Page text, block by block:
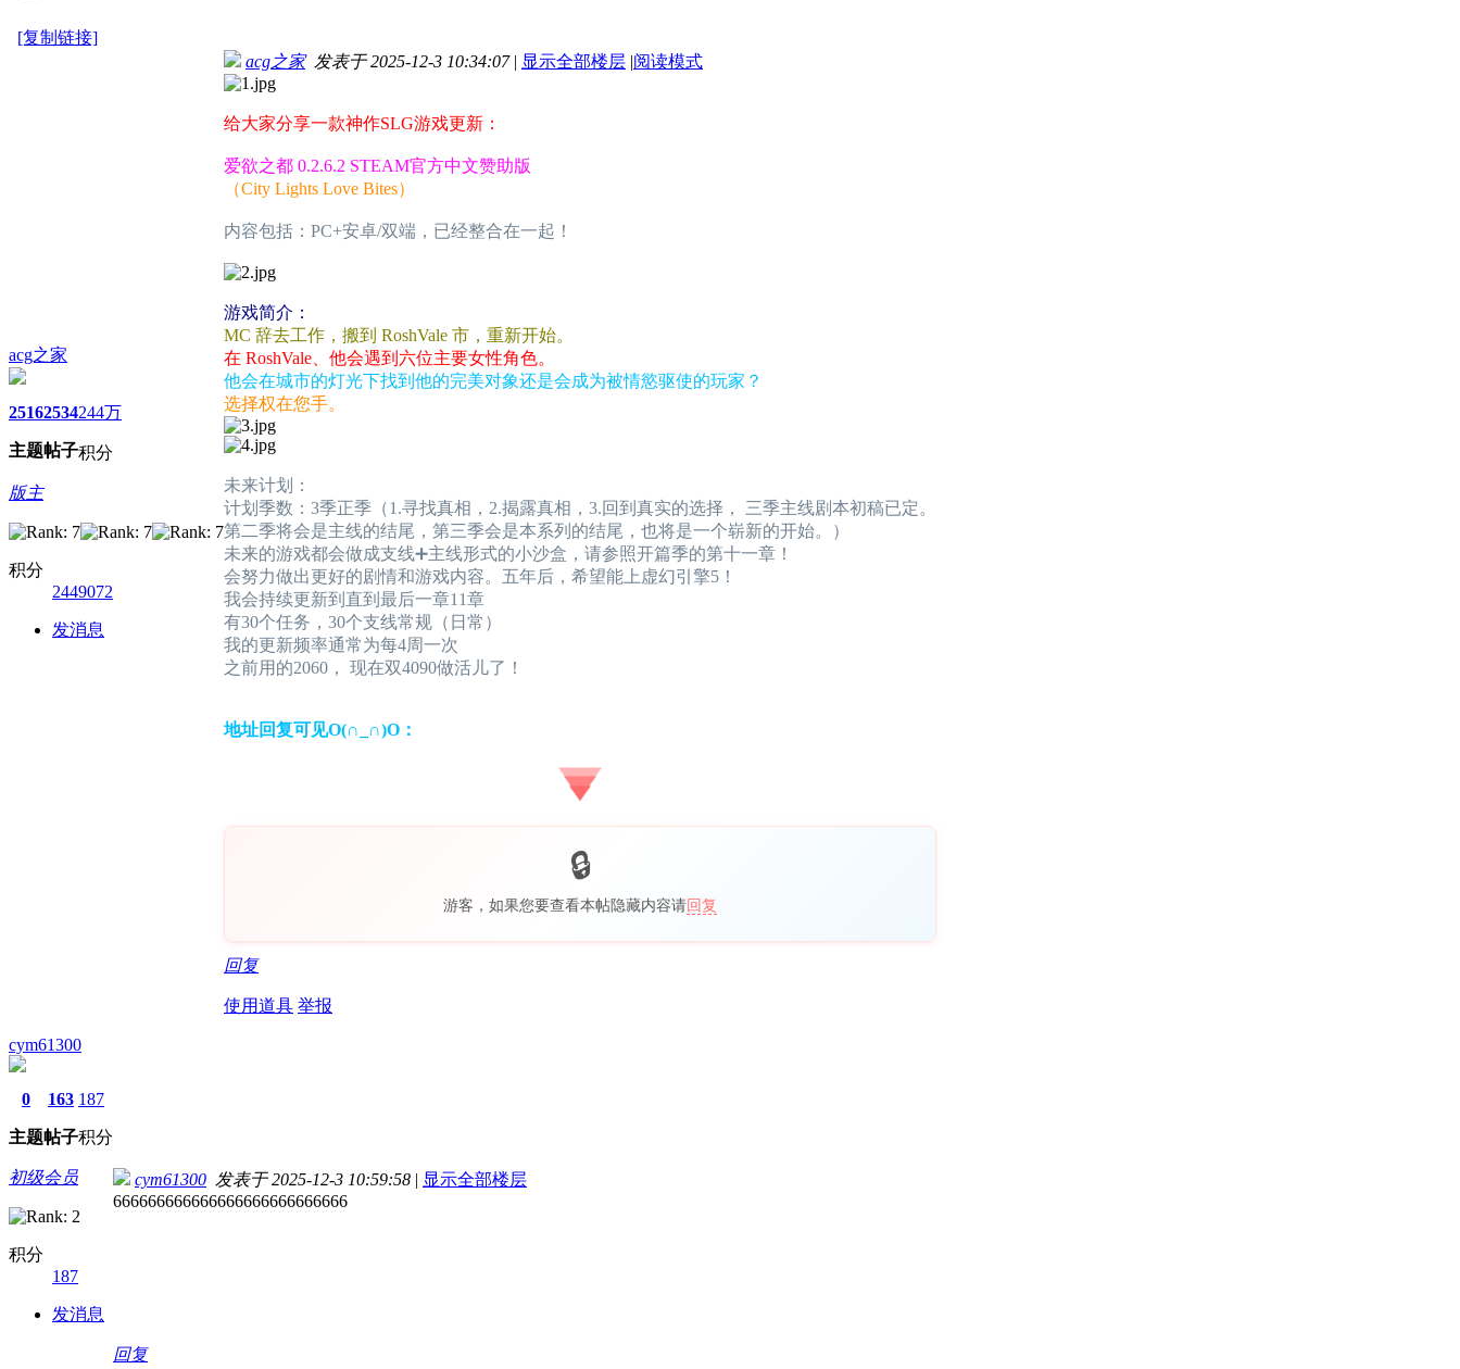
[复制链接]
acg之家
2516
主题
2534
帖子
244万
积分
版主
积分
2449072
发消息
acg之家发表于 2025-12-3 10:34:07 | 显示全部楼层 |阅读模式
给大家分享一款神作SLG游戏更新：
爱欲之都 0.2.6.2 STEAM官方中文赞助版
（City Lights Love Bites）
内容包括：PC+安卓/双端，已经整合在一起！
游戏简介：
MC 辞去工作，搬到 RoshVale 市，重新开始。
在 RoshVale、他会遇到六位主要女性角色。
他会在城市的灯光下找到他的完美对象还是会成为被情慾驱使的玩家？
选择权在您手。
未来计划：
计划季数：3季正季（1.寻找真相，2.揭露真相，3.回到真实的选择， 三季主线剧本初稿已定。
第二季将会是主线的结尾，第三季会是本系列的结尾，也将是一个崭新的开始。）
未来的游戏都会做成支线➕主线形式的小沙盒，请参照开篇季的第十一章！
会努力做出更好的剧情和游戏内容。五年后，希望能上虚幻引擎5！
我会持续更新到直到最后一章11章
有30个任务，30个支线常规（日常）
我的更新频率通常为每4周一次
之前用的2060， 现在双4090做活儿了！
地址回复可见O(∩_∩)O：
游客，如果您要查看本帖隐藏内容请回复
回复
使用道具 举报
cym61300
0
主题
163
帖子
187
积分
初级会员
积分
187
发消息
cym61300 发表于 2025-12-3 10:59:58 | 显示全部楼层
666666666666666666666666666
回复